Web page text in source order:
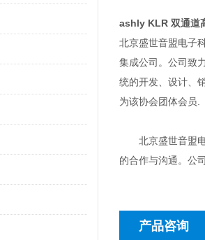
ashly KLR 双通道
北京盛世音盟电子
集成公司。公司致
统的开发、设计、
为该协会团体会员.
北京盛世音盟电
的合作与沟通。公
产品咨询